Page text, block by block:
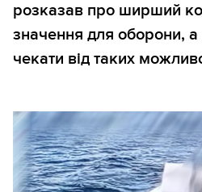
розказав про ширший
значення для оборони,
чекати від таких